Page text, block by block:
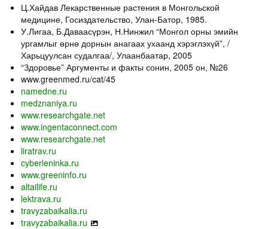
Ц.Хайдав Лекарственные растения в Монгольской
медицине, Госиздательство, Улан-Батор, 1985.
У.Лигаа, Б.Даваасүрэн, Н.Нинжил “Монгол орны эмийн
ургамлыг өрнө дорнын анагаах ухаанд хэрэглэхүй”, /
Харьцуулсан судалгаа/, Улаанбаатар, 2005
“Здоровье” Аргументы и факты сонин, 2005 он, №26
www.greenmed.ru/cat/45
namedne.ru
medznaniya.ru
www.researchgate.net
www.ingentaconnect.com
www.researchgate.net
liratrav.ru
cyberleninka.ru
www.greeninfo.ru
altailife.ru
lektrava.ru
travyzabaikalia.ru
travyzabaikalia.ru